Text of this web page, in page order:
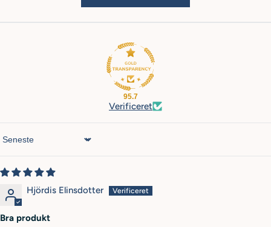
95.7
Verificeret
Sort by
Hjördis Elinsdotter
Bra produkt